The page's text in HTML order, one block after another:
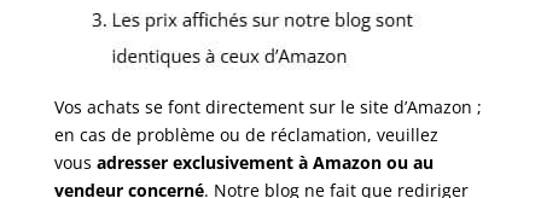
Vos achats se font directement sur le site d’Amazon ;
en cas de problème ou de réclamation, veuillez
vous adresser exclusivement à Amazon ou au
vendeur concerné. Notre blog ne fait que rediriger